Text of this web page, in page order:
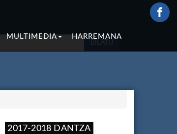
MULTIMEDIA HARREMANA
BILATU
2017-2018 DANTZA